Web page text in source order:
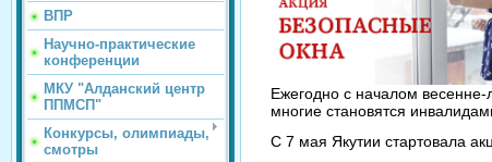
ВПР
Научно-практические
конференции
МКУ "Алданский центр
ППМСП"
Конкурсы, олимпиады,
смотры
Ежегодно с началом весенне-
многие становятся
С 7 мая Якутии стартовала